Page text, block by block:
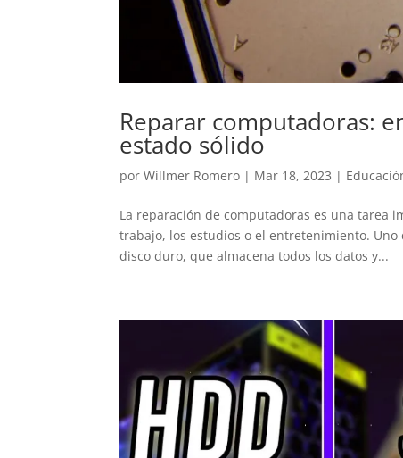
Reparar computadoras:
estado sólido
porWillmer Romero | Mar 18, 2023 |
La reparación de computadoras es una tarea
trabajo, los estudios o el entretenimiento.
disco duro, que almacena todos los datos y...